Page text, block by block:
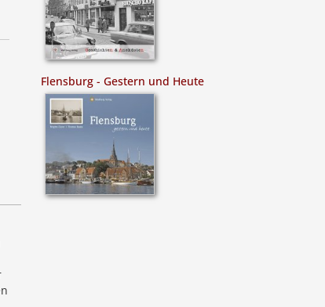
Flensburg - Gestern und Heute